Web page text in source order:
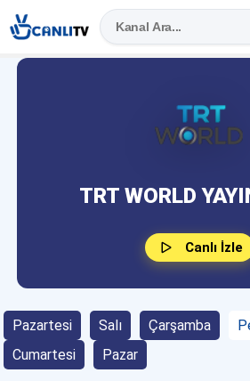
TRT WORLD
Canlı İzle
Pazartesi Salı Çarşamba
Cumartesi
Pazar